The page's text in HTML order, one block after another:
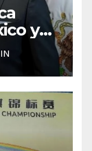
y